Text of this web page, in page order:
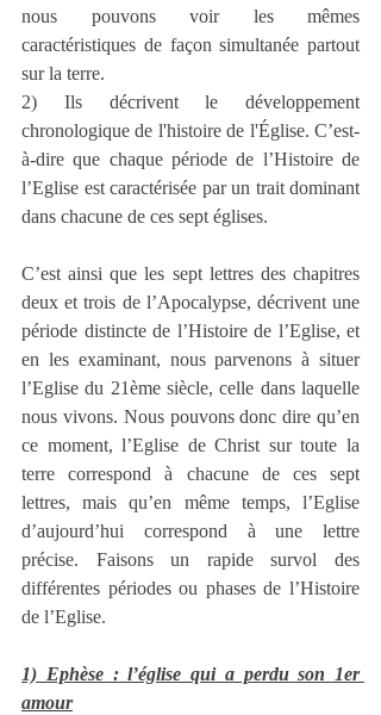
nous pouvons voir les mêmes
caractéristiques de façon simultanée partout
sur la terre.
2) Ils décrivent le développement
chronologique de l'histoire de l'Église. C’est-
à-dire que chaque période de l’Histoire de
l’Eglise est caractérisée par un trait dominant
dans chacune de ces sept églises.
C’est ainsi que les sept lettres des chapitres
deux et trois de l’Apocalypse, décrivent une
période distincte de l’Histoire de l’Eglise, et
en les examinant, nous parvenons à situer
l’Eglise du 21ème siècle, celle dans laquelle
nous vivons. Nous pouvons donc dire qu’en
ce moment, l’Eglise de Christ sur toute la
terre correspond à chacune de ces sept
lettres, mais qu’en même temps, l’Eglise
d’aujourd’hui correspond à une lettre
précise. Faisons un rapide survol des
différentes périodes ou phases de l’Histoire
de l’Eglise.
1) Ephèse : l’église qui a perdu son 1er
amour